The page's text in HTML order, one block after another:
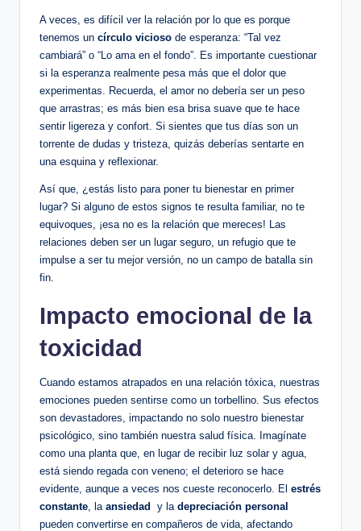
A​ veces, es difícil ver la‍ relación por lo que es porque
tenemos un⁢ círculo vicioso ​de ⁢esperanza: “Tal vez
‍cambiará” o “Lo​ ama en el fondo”. Es importante cuestionar
si la esperanza realmente pesa ‌más que el dolor​ que
experimentas. Recuerda, ‍el amor no debería ‌ser un peso
que arrastras;⁣ es ‌más bien‍ esa brisa suave que te hace
sentir ligereza y confort. Si ⁢sientes que tus días son un ​
torrente de ‌dudas y tristeza, quizás deberías sentarte ‍en
una esquina ⁢y reflexionar.
Así que, ¿estás​ listo para ​poner tu bienestar en primer
lugar? Si alguno de estos signos te resulta familiar, no te
equivoques, ¡esa no es la ⁢relación‍ que mereces!⁤ Las
relaciones deben ser un lugar seguro, un refugio ⁢que te
impulse a ser tu mejor versión, no un ⁢campo​ de‍ batalla sin
fin.
Impacto emocional de la
toxicidad
Cuando estamos‍ atrapados en una relación tóxica, nuestras
emociones pueden sentirse como ⁤un torbellino. Sus efectos
⁣son ‌devastadores, impactando ​no solo‍ nuestro bienestar
psicológico, sino también nuestra ​salud ⁤física.⁢ Imagínate
⁣como una planta que, en lugar de recibir ⁤luz⁤ solar y ​agua,
está siendo regada con veneno; el deterioro se hace
evidente, aunque a ‌veces​ nos cueste reconocerlo. El estrés
constante , la ansiedad ​ y la depreciación personal
pueden convertirse en compañeros de vida, afectando